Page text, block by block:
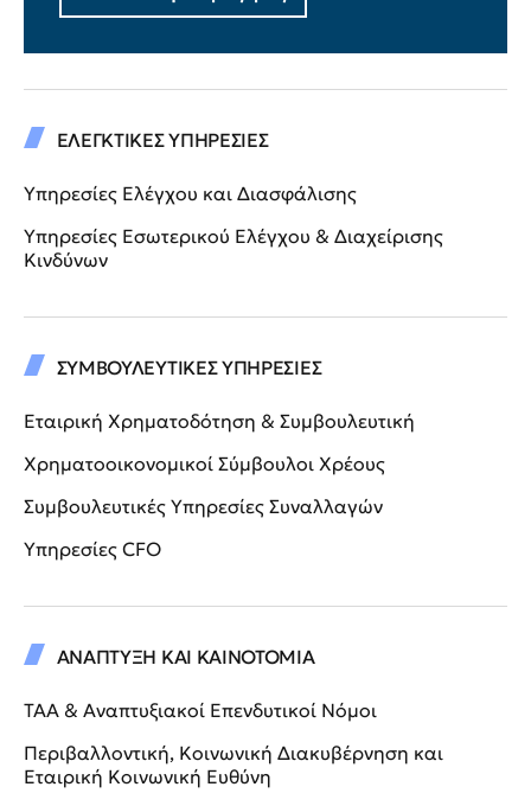
ΕΛΕΓΚΤΙΚΕΣ ΥΠΗΡΕΣΙΕΣ
Υπηρεσίες Ελέγχου και Διασφάλισης
Υπηρεσίες Εσωτερικού Ελέγχου & Διαχείρισης
Κινδύνων
ΣΥΜΒΟΥΛΕΥΤΙΚΕΣ ΥΠΗΡΕΣΙΕΣ
Εταιρική Χρηματοδότηση & Συμβουλευτική
Χρηματοοικονομικοί Σύμβουλοι Χρέους
Συμβουλευτικές Υπηρεσίες Συναλλαγών
Υπηρεσίες CFO
ΑΝΑΠΤΥΞΗ ΚΑΙ ΚΑΙΝΟΤΟΜΙΑ
ΤΑΑ & Αναπτυξιακοί Επενδυτικοί Νόμοι
Περιβαλλοντική, Κοινωνική Διακυβέρνηση και
Εταιρική Κοινωνική Ευθύνη